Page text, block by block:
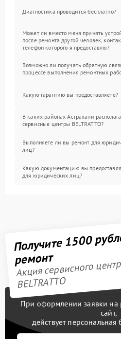
Диагностика проводится бесплатно?
Может ли вместо меня принять
после ремонта другой человек,
телефон которого я предоставлю?
Возможно ли получать обратную
процессе выполнения ремонтных
Какую гарантию вы предоставляете?
В каких районах Астрахани
сервисные центры BELTRATTO?
Выполняете ли вы ремонт для
лиц?
Какую документацию вы
для юридических лиц?
Получите 1500
ремонт
Акция сервисного
BELTRATTO
При оформлении заявки на
сайт,
действует персональная